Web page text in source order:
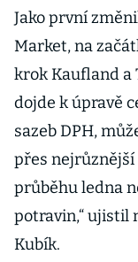
Jako první
Market, na
krok Kaufland a
dojde k úpravě
sazeb DPH,
přes nejrůznější
průběhu ledna
potravin,“ ujistil
Kubík.